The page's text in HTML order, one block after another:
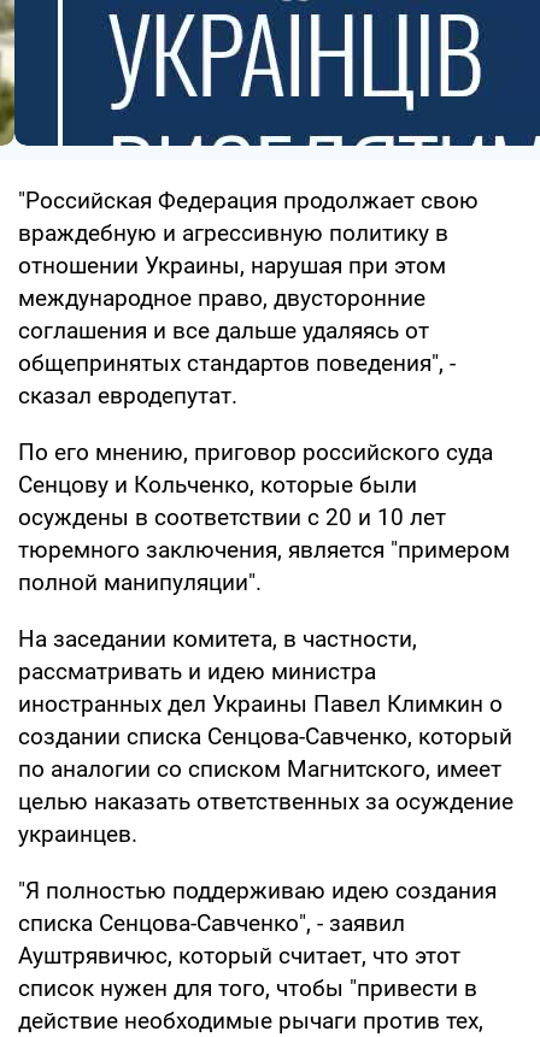
"Российская Федерация продолжает свою
враждебную и агрессивную политику в
отношении Украины, нарушая при этом
международное право, двусторонние
соглашения и все дальше удаляясь от
общепринятых стандартов поведения", -
сказал евродепутат.
По его мнению, приговор российского суда
Сенцову и Кольченко, которые были
осуждены в соответствии с 20 и 10 лет
тюремного заключения, является "примером
полной манипуляции".
На заседании комитета, в частности,
рассматривать и идею министра
иностранных дел Украины Павел Климкин о
создании списка Сенцова-Савченко, который
по аналогии со списком Магнитского, имеет
целью наказать ответственных за осуждение
украинцев.
"Я полностью поддерживаю идею создания
списка Сенцова-Савченко", - заявил
Ауштрявичюс, который считает, что этот
список нужен для того, чтобы "привести в
действие необходимые рычаги против тех,